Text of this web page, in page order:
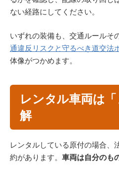
ない経路にしてください。
いずれの装備も、交通ルールそ
通違反リスクと守るべき道交法
体像がつかめます。
レンタル車両は
解
レンタルしている原付の場合、
約があります。 車両は自分のも